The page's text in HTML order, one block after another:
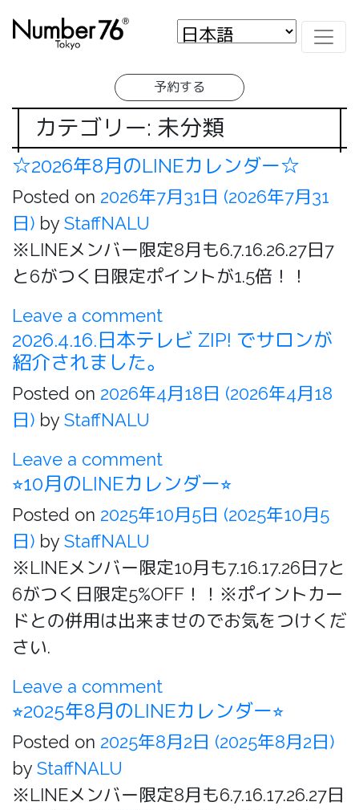
予約する
カテゴリー: 未分類
☆2026年8月のLINEカレンダー☆
Posted on 2026年7月31日 (2026年7月31
日) by StaffNALU
※LINEメンバー限定8月も6.7.16.26.27日7
と6がつく日限定ポイントが1.5倍！！
Leave a comment
2026.4.16.日本テレビ ZIP! でサロンが
紹介されました。
Posted on 2026年4月18日 (2026年4月18
日) by StaffNALU
Leave a comment
⭐︎10月のLINEカレンダー⭐︎
Posted on 2025年10月5日 (2025年10月5
日) by StaffNALU
※LINEメンバー限定10月も7.16.17.26日7と
6がつく日限定5%OFF！！※ポイントカー
ドとの併用は出来ませのでお気をつけくだ
さい.
Leave a comment
⭐︎2025年8月のLINEカレンダー⭐︎
Posted on 2025年8月2日 (2025年8月2日)
by StaffNALU
※LINEメンバー限定8月も6.7.16.17.26.27日